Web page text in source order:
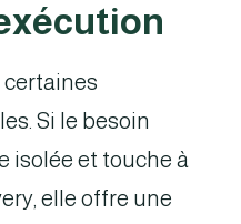
certaines
Si le besoin
isolée et touche à
elle offre une